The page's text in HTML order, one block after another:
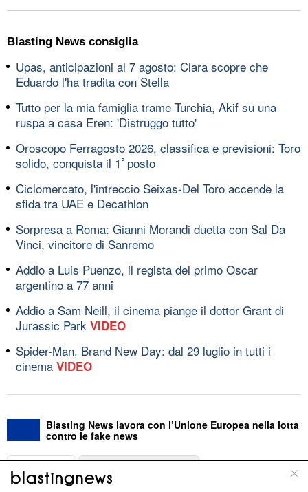
Blasting News consiglia
Upas, anticipazioni al 7 agosto: Clara scopre che
Eduardo l'ha tradita con Stella
Tutto per la mia famiglia trame Turchia, Akif su una
ruspa a casa Eren: 'Distruggo tutto'
Oroscopo Ferragosto 2026, classifica e previsioni: Toro
solido, conquista il 1ﾟposto
Ciclomercato, l'intreccio Seixas-Del Toro accende la
sfida tra UAE e Decathlon
Sorpresa a Roma: Gianni Morandi duetta con Sal Da
Vinci, vincitore di Sanremo
Addio a Luis Puenzo, il regista del primo Oscar
argentino a 77 anni
Addio a Sam Neill, il cinema piange il dottor Grant di
Jurassic Park VIDEO
Spider-Man, Brand New Day: dal 29 luglio in tutti i
cinema VIDEO
Blasting News lavora con l’Unione Europea nella lotta
contro le fake news
ABOUT